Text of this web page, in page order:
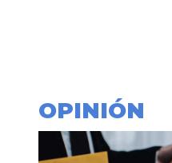
OPINIÓN